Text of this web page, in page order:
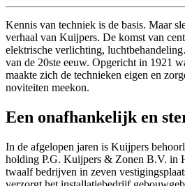
Kennis van techniek is de basis. Maar
verhaal van Kuijpers. De komst van
elektrische verlichting,
van de 20ste eeuw. Opgericht in 1921
maakte zich de technieken eigen en
noviteiten meekon.
Een onafhankelijk en
In de afgelopen jaren is Kuijpers
holding P.G. Kuijpers & Zonen B.V. in
twaalf bedrijven in zeven